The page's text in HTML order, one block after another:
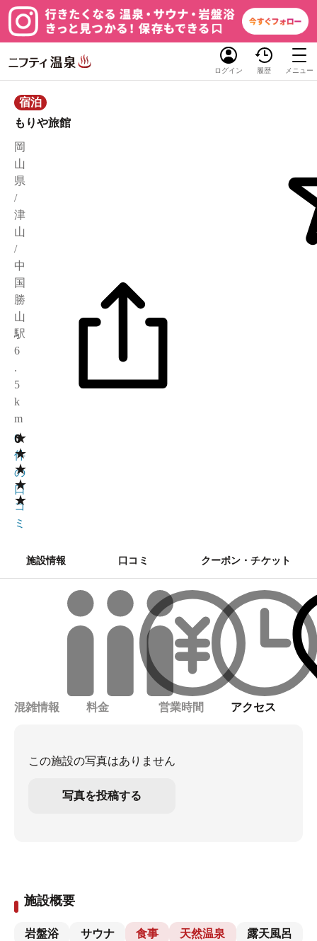
ログイン 履歴 メニュー
宿泊
もりや旅館
岡
山
県
/
津
山
/
中
国
勝
山
駅
6
.
5
k
m
★
★
★
★
★
0
0
件
の
口
コ
ミ
施設情報 口コミ クーポン・チケット
混雑情報 料金 営業時間 アクセス
この施設の写真はありません
写真を投稿する
施設概要
岩盤浴 サウナ 食事 天然温泉 露天風呂